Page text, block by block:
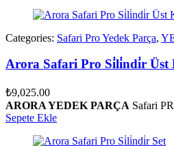
Categories: Safari Pro Yedek Parça,
Arora Safari Pro Si̇li̇ndi̇r Üst
₺9,025.00
ARORA YEDEK PARÇA Safari
Sepete Ekle